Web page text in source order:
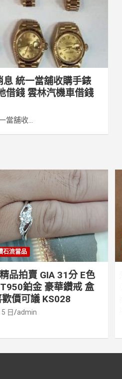
統一當舖收購手錶
借錢 雲林汽機車借錢
當舖收...
石流當品
品拍賣 GIA 31分 E色
鉑金 豪華鑽戒 盒
價可議 KS028
日 admin